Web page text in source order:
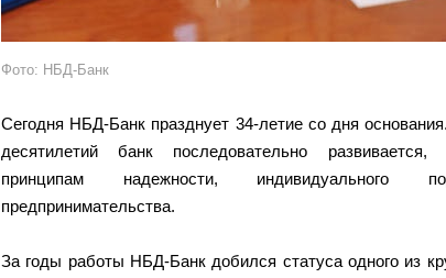
Фото: НБД-Банк
Сегодня НБД-Банк празднует 34-летие со дня
десятилетий банк последовательно развивается,
принципам надежности, индивидуального
предпринимательства.
За годы работы НБД-Банк добился статуса одного из